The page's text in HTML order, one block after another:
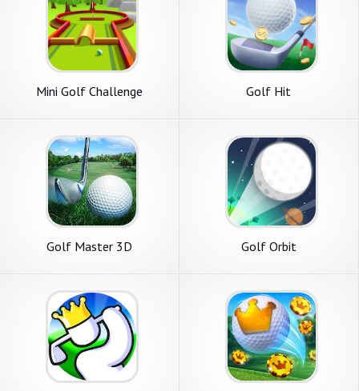
Mini Golf Challenge Golf Hit
Golf Master 3D Golf Orbit